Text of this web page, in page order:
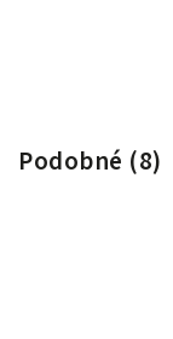
Podobné (8)